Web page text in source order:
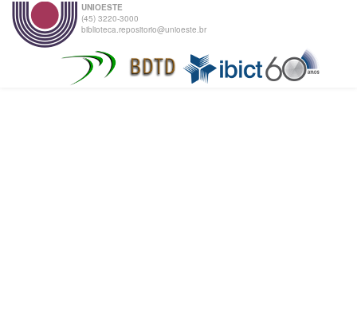
UNIOESTE
(45) 3220-3000
biblioteca.repositorio@unioeste.br